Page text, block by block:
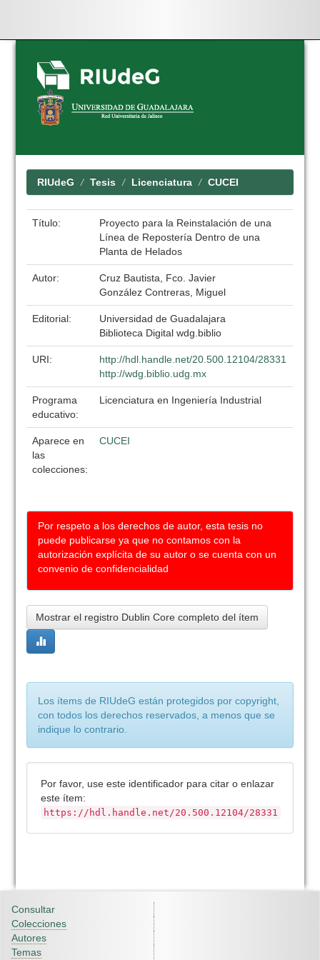
Skip
navigation
RIUdeG Tesis Licenciatura CUCEI
Título:
Proyecto para la Reinstalación de una
Línea de Repostería Dentro de una
Planta de Helados
Autor:
Cruz Bautista, Fco. Javier
González Contreras, Miguel
Editorial:
Universidad de Guadalajara
Biblioteca Digital wdg.biblio
URI:
http://hdl.handle.net/20.500.12104/28331
http://wdg.biblio.udg.mx
Programa
educativo:
Licenciatura en Ingeniería Industrial
Aparece en
las
colecciones:
CUCEI
Por respeto a los derechos de autor, esta tesis no
puede publicarse ya que no contamos con la
autorización explícita de su autor o se cuenta con un
convenio de confidencialidad
Mostrar el registro Dublin Core completo del ítem
Los ítems de RIUdeG están protegidos por copyright,
con todos los derechos reservados, a menos que se
indique lo contrario.
Por favor, use este identificador para citar o enlazar
este ítem:
https://hdl.handle.net/20.500.12104/28331
Consultar
Colecciones
Autores
Temas